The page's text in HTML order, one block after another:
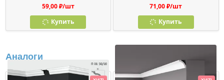
59,00 ₽/шт
Купить
71,00 ₽/шт
Купить
Аналоги